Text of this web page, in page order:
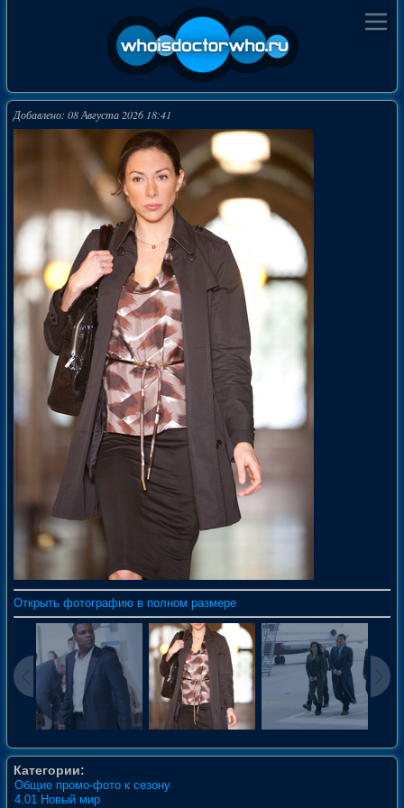
Добавлено: 08 Августа 2026 18:41
Открыть фотографию в полном размере
Категории:
Общие промо-фото к сезону
4.01 Новый мир